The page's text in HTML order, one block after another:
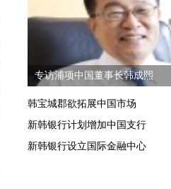
专访浦项中国董事长韩成熙
韩宝城郡欲拓展中国市场
新韩银行计划增加中国支行
新韩银行设立国际金融中心